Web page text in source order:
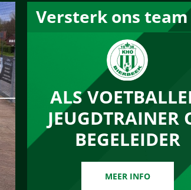
Versterk ons team
ALS
JEUGDTRAINER
BEGELEIDER
MEER INFO